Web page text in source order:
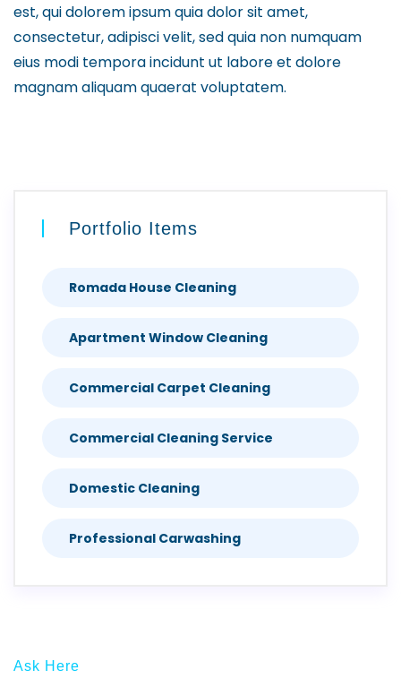
est, qui dolorem ipsum quia dolor sit amet,
consectetur, adipisci velit, sed quia non numquam
eius modi tempora incidunt ut labore et dolore
magnam aliquam quaerat voluptatem.
Portfolio Items
Romada House Cleaning
Apartment Window Cleaning
Commercial Carpet Cleaning
Commercial Cleaning Service
Domestic Cleaning
Professional Carwashing
Ask Here